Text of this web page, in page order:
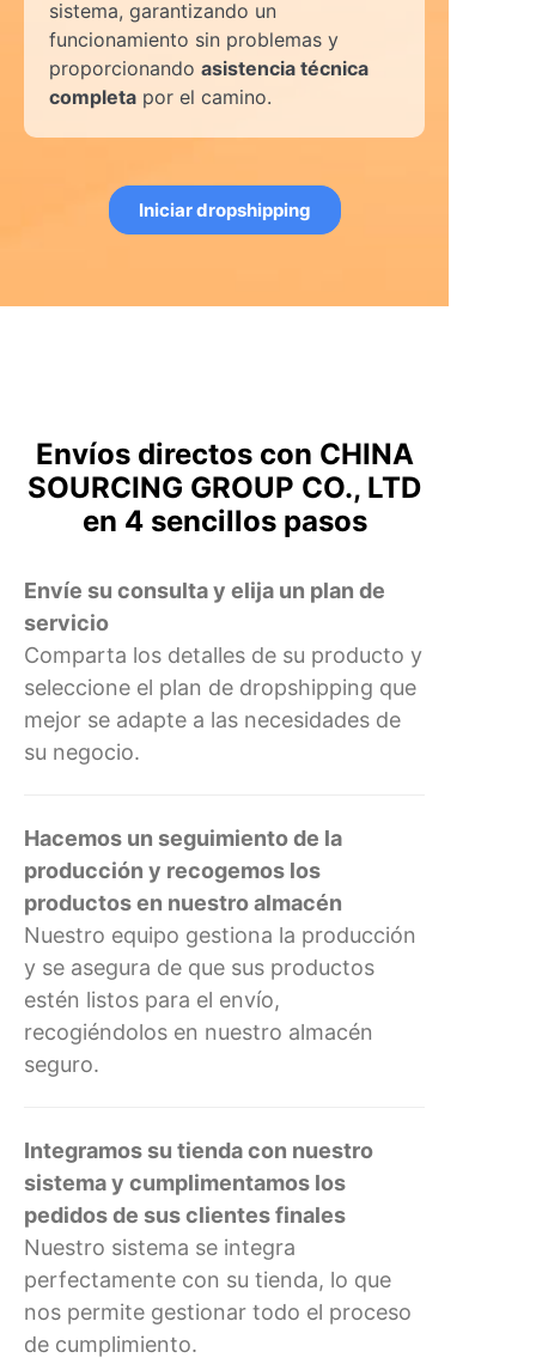
sistema, garantizando un
funcionamiento sin problemas y
proporcionandoasistencia técnica
completa por el camino.
Iniciar dropshipping
Envíos directos con CHINA
SOURCING GROUP CO., LTD
en 4 sencillos pasos
Envíe su consulta y elija un plan de
servicio
Comparta los detalles de su producto y
seleccione el plan de dropshipping que
mejor se adapte a las necesidades de
su negocio.
Hacemos un seguimiento de la
producción y recogemos los
productos en nuestro almacén
Nuestro equipo gestiona la producción
y se asegura de que sus productos
estén listos para el envío,
recogiéndolos en nuestro almacén
seguro.
Integramos su tienda con nuestro
sistema y cumplimentamos los
pedidos de sus clientes finales
Nuestro sistema se integra
perfectamente con su tienda, lo que
nos permite gestionar todo el proceso
de cumplimiento.